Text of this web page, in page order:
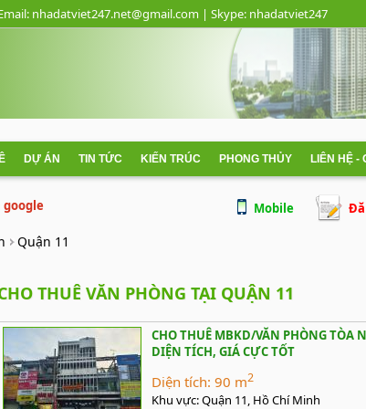
nhadatviet247.net@gmail.com | Skype: nhadatviet247
DỰ ÁN TIN TỨC KIẾN TRÚC PHONG THỦY LIÊN HỆ -
Mobile
Quận 11
THUÊ VĂN PHÒNG TẠI QUẬN 11
CHO THUÊ MBKD/VĂN PHÒNG TÒA
DIỆN TÍCH, GIÁ CỰC TỐT
Diện tích: 90 m2
Khu vực:Quận 11, Hồ Chí Minh